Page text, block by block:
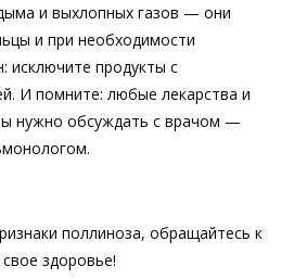
и выхлопных газов — они
и при необходимости
исключите продукты с
И помните: любые лекарства и
нужно обсуждать с врачом —
поллиноза, обращайтесь к
здоровье!